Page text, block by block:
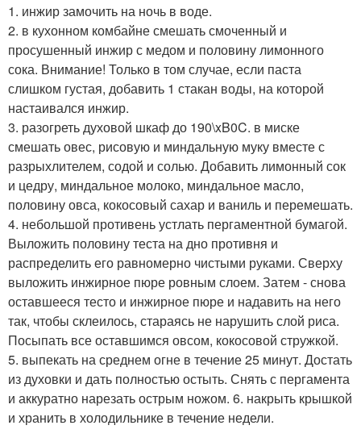
1. инжир замочить на ночь в воде.
2. в кухонном комбайне смешать смоченный и
просушенный инжир с медом и половину лимонного
сока. Внимание! Только в том случае, если паста
слишком густая, добавить 1 стакан воды, на которой
настаивался инжир.
3. разогреть духовой шкаф до 190\xB0C. в миске
смешать овес, рисовую и миндальную муку вместе с
разрыхлителем, содой и солью. Добавить лимонный сок
и цедру, миндальное молоко, миндальное масло,
половину овса, кокосовый сахар и ваниль и перемешать.
4. небольшой противень устлать пергаментной бумагой.
Выложить половину теста на дно противня и
распределить его равномерно чистыми руками. Сверху
выложить инжирное пюре ровным слоем. Затем - снова
оставшееся тесто и инжирное пюре и надавить на него
так, чтобы склеилось, стараясь не нарушить слой риса.
Посыпать все оставшимся овсом, кокосовой стружкой.
5. выпекать на среднем огне в течение 25 минут. Достать
из духовки и дать полностью остыть. Снять с пергамента
и аккуратно нарезать острым ножом. 6. накрыть крышкой
и хранить в холодильнике в течение недели.